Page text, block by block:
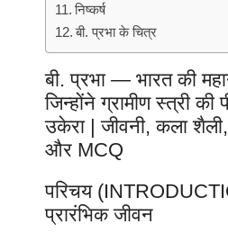
निष्कर्ष
बी. प्रभा के चित्र
बी. प्रभा — भारत की
जिन्होंने ग्रामीण स्त्री
उकेरा | जीवनी, कला
और MCQ
परिचय
प्रारंभिक जीवन